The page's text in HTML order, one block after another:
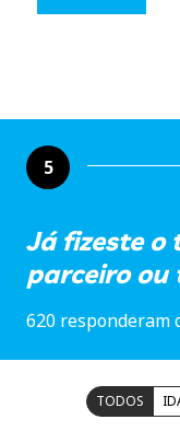
5
Já fizeste o
parceiro ou
620 responderam
TODOS